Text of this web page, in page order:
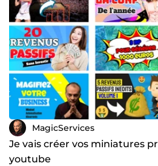
MagicServices
Je vais créer vos miniatures
youtube